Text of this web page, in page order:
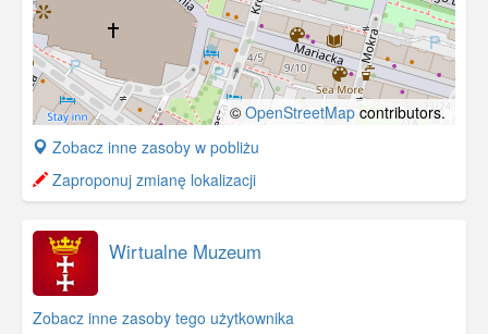
© OpenStreetMap contributors.
+
−
Zobacz inne zasoby w pobliżu
Zaproponuj zmianę lokalizacji
Wirtualne Muzeum
Zobacz inne zasoby tego użytkownika